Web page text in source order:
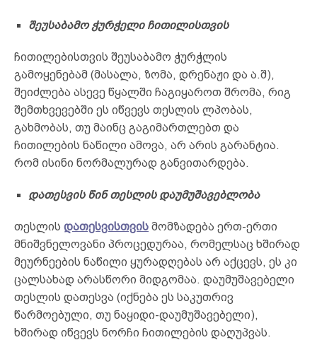
შეუსაბამო ჭურჭელი ჩითილისთვის
ჩითილებისთვის შეუსაბამო ჭურჭლის
გამოყენებამ (მასალა, ზომა, დრენაჟი და ა.შ),
შეიძლება ასევე წყალში ჩაგიყაროთ შრომა, რიგ
შემთხვევებში ეს იწვევს თესლის ლპობას,
გახმობას, თუ მაინც გაგიმართლებთ და
ჩითილების ნაწილი ამოვა, არ არის გარანტია.
რომ ისინი ნორმალურად განვითარდება.
დათესვისწინ თესლის დაუმუშავებლობა
თესლის დათესვისთვის მომზადება ერთ-ერთი
მნიშვნელოვანი პროცედურაა, რომელსაც ხშირად
მეურნეების ნაწილი ყურადღებას არ აქცევს, ეს კი
ცალსახად არასწორი მიდგომაა. დაუმუშავებელი
თესლის დათესვა (იქნება ეს საკუთრივ
წარმოებული, თუ ნაყიდი-დაუმუშავებელი),
ხშირად იწვევს ნორჩი ჩითილების დაღუპვას.